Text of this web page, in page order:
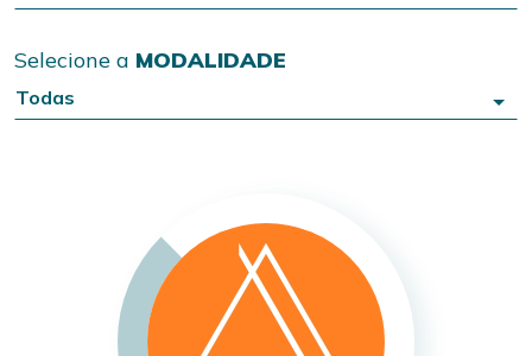
Selecione a MODALIDADE
Todas